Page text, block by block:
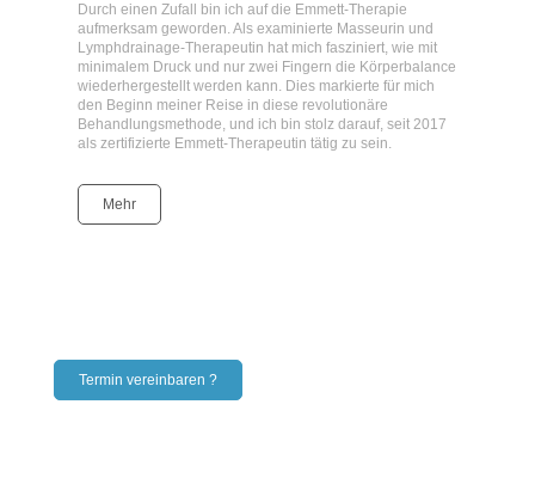
Durch einen Zufall bin ich auf die Emmett-Therapie
aufmerksam geworden. Als examinierte Masseurin und
Lymphdrainage-Therapeutin hat mich fasziniert, wie mit
minimalem Druck und nur zwei Fingern die Körperbalance
wiederhergestellt werden kann. Dies markierte für mich
den Beginn meiner Reise in diese revolutionäre
Behandlungsmethode, und ich bin stolz darauf, seit 2017
als zertifizierte Emmett-Therapeutin tätig zu sein.
Mehr
Termin vereinbaren ?